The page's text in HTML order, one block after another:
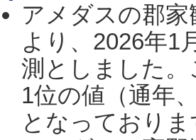
アメダスの郡
より、2026年1
測としました。
1位の値（通年
となっており